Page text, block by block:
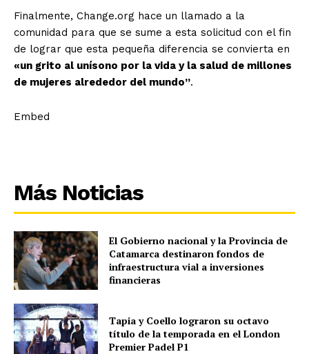
Finalmente, Change.org hace un llamado a la
comunidad para que se sume a esta solicitud con el fin
de lograr que esta pequeña diferencia se convierta en
«un grito al unísono por la vida y la salud de millones
de mujeres alrededor del mundo”.
Embed
Más Noticias
El Gobierno nacional y la Provincia de
Catamarca destinaron fondos de
infraestructura vial a inversiones
financieras
Tapia y Coello lograron su octavo
título de la temporada en el London
Premier Padel P1